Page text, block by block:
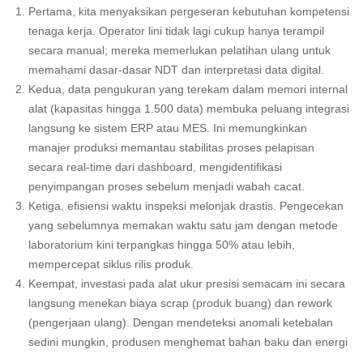
Pertama, kita menyaksikan pergeseran kebutuhan kompetensi
tenaga kerja. Operator lini tidak lagi cukup hanya terampil
secara manual; mereka memerlukan pelatihan ulang untuk
memahami dasar-dasar NDT dan interpretasi data digital.
Kedua, data pengukuran yang terekam dalam memori internal
alat (kapasitas hingga 1.500 data) membuka peluang integrasi
langsung ke sistem ERP atau MES. Ini memungkinkan
manajer produksi memantau stabilitas proses pelapisan
secara real-time dari dashboard, mengidentifikasi
penyimpangan proses sebelum menjadi wabah cacat.
Ketiga, efisiensi waktu inspeksi melonjak drastis. Pengecekan
yang sebelumnya memakan waktu satu jam dengan metode
laboratorium kini terpangkas hingga 50% atau lebih,
mempercepat siklus rilis produk.
Keempat, investasi pada alat ukur presisi semacam ini secara
langsung menekan biaya scrap (produk buang) dan rework
(pengerjaan ulang). Dengan mendeteksi anomali ketebalan
sedini mungkin, produsen menghemat bahan baku dan energi